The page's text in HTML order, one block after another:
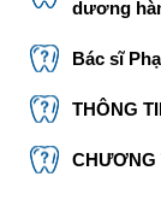
dương
Bác sĩ
THÔNG
CHƯƠNG